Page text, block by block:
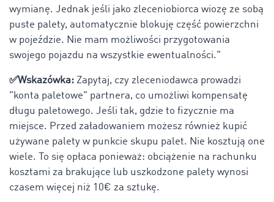
wymianę. Jednak jeśli jako zleceniobiorca wiozę ze sobą
puste palety, automatycznie blokuję część powierzchni
w pojeździe. Nie mam możliwości przygotowania
swojego pojazdu na wszystkie ewentualności."
✅Wskazówka: Zapytaj, czy zleceniodawca prowadzi
"konta paletowe" partnera, co umożliwi kompensatę
długu paletowego. Jeśli tak, gdzie to fizycznie ma
miejsce. Przed załadowaniem możesz również kupić
używane palety w punkcie skupu palet. Nie kosztują one
wiele. To się opłaca ponieważ: obciążenie na rachunku
kosztami za brakujące lub uszkodzone palety wynosi
czasem więcej niż 10€ za sztukę.